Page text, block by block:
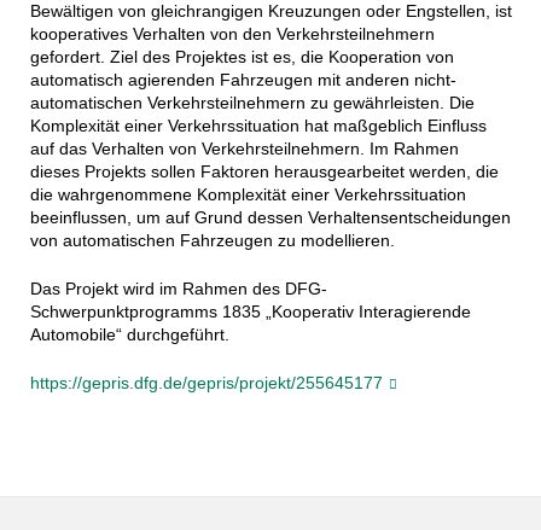
Bewältigen von gleichrangigen Kreuzungen oder Engstellen, ist
kooperatives Verhalten von den Verkehrsteilnehmern
gefordert. Ziel des Projektes ist es, die Kooperation von
automatisch agierenden Fahrzeugen mit anderen nicht-
automatischen Verkehrsteilnehmern zu gewährleisten. Die
Komplexität einer Verkehrssituation hat maßgeblich Einfluss
auf das Verhalten von Verkehrsteilnehmern. Im Rahmen
dieses Projekts sollen Faktoren herausgearbeitet werden, die
die wahrgenommene Komplexität einer Verkehrssituation
beeinflussen, um auf Grund dessen Verhaltensentscheidungen
von automatischen Fahrzeugen zu modellieren.
Das Projekt wird im Rahmen des DFG-
Schwerpunktprogramms 1835 „Kooperativ Interagierende
Automobile“ durchgeführt.
https://gepris.dfg.de/gepris/projekt/255645177